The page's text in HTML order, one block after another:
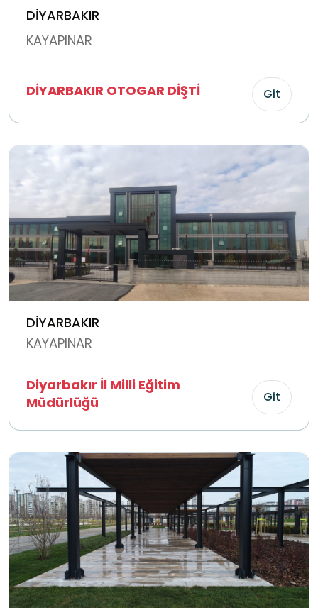
DİYARBAKIR
KAYAPINAR
DİYARBAKIR OTOGAR DİŞTİ Git
DİYARBAKIR
KAYAPINAR
Diyarbakır İl Milli Eğitim
Müdürlüğü
Git